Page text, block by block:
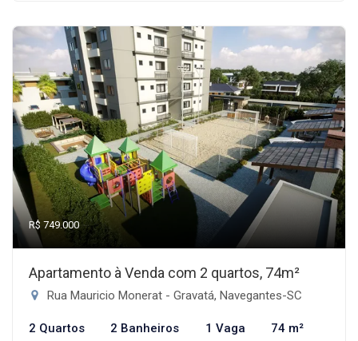
R$ 749.000
Apartamento à Venda com 2 quartos, 74m²
Rua Mauricio Monerat - Gravatá, Navegantes-SC
2 Quartos 2 Banheiros 1 Vaga 74 m²